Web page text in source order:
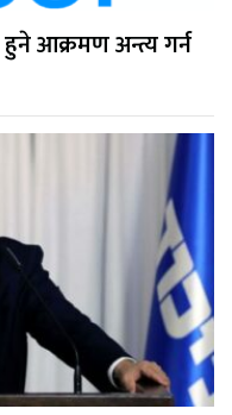
आक्रमण अन्त्य गर्न